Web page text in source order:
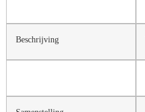
Beschrijving